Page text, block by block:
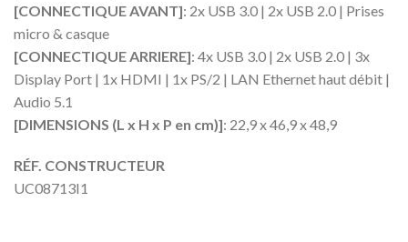
[CONNECTIQUE AVANT]: 2x USB 3.0 | 2x USB 2.0 | Prises
micro & casque
[CONNECTIQUE ARRIERE]: 4x USB 3.0 | 2x USB 2.0 | 3x
Display Port | 1x HDMI | 1x PS/2 | LAN Ethernet haut débit |
Audio 5.1
[DIMENSIONS (L x H x P en cm)]: 22,9 x 46,9 x 48,9
RÉF. CONSTRUCTEUR
UC08713I1